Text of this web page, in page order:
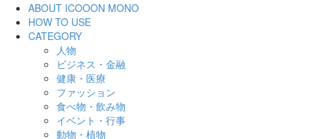
ABOUT ICOOON MONO
HOW TO USE
CATEGORY
人物
ビジネス・金融
健康・医療
ファッション
食べ物・飲み物
イベント・行事
動物・植物